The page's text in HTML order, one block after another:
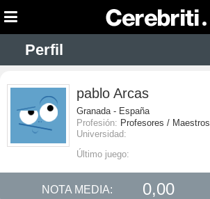
Perfil
pablo Arcas
Granada - España
Profesión: Profesores / Maestros
Universidad:
Último juego:
NOTA MEDIA: 0,00